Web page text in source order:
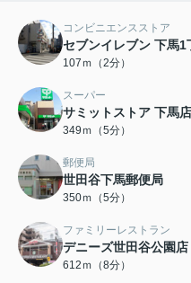
コンビニエンスストア
セブンイレブン 下馬1
107ｍ（2分）
スーパー
サミットストア 下馬店
349ｍ（5分）
郵便局
世田谷下馬郵便局
350ｍ（5分）
ファミリーレストラン
デニーズ世田谷公園店
612ｍ（8分）